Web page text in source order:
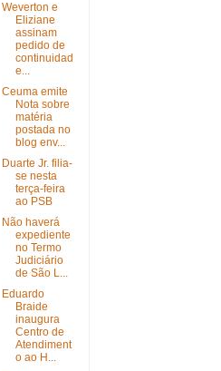
Weverton e
Eliziane
assinam
pedido de
continuidad
e...
Ceuma emite
Nota sobre
matéria
postada no
blog env...
Duarte Jr. filia-
se nesta
terça-feira
ao PSB
Não haverá
expediente
no Termo
Judiciário
de São L...
Eduardo
Braide
inaugura
Centro de
Atendiment
o ao H...